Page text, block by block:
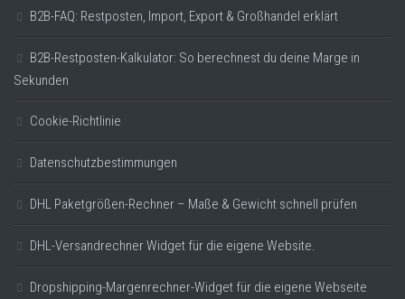
B2B-FAQ: Restposten, Import, Export & Großhandel erklärt
B2B-Restposten-Kalkulator: So berechnest du deine Marge in
Sekunden
Cookie-Richtlinie
Datenschutzbestimmungen
DHL Paketgrößen-Rechner – Maße & Gewicht schnell prüfen
DHL-Versandrechner Widget für die eigene Website.
Dropshipping-Margenrechner-Widget für die eigene Webseite